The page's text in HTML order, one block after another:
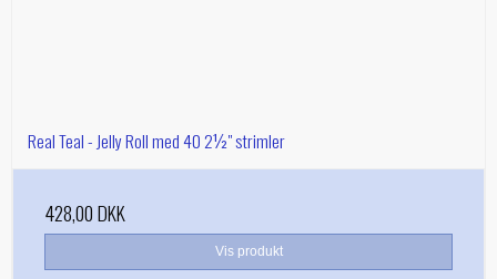
Real Teal - Jelly Roll med 40 2½" strimler
428,00 DKK
Vis produkt